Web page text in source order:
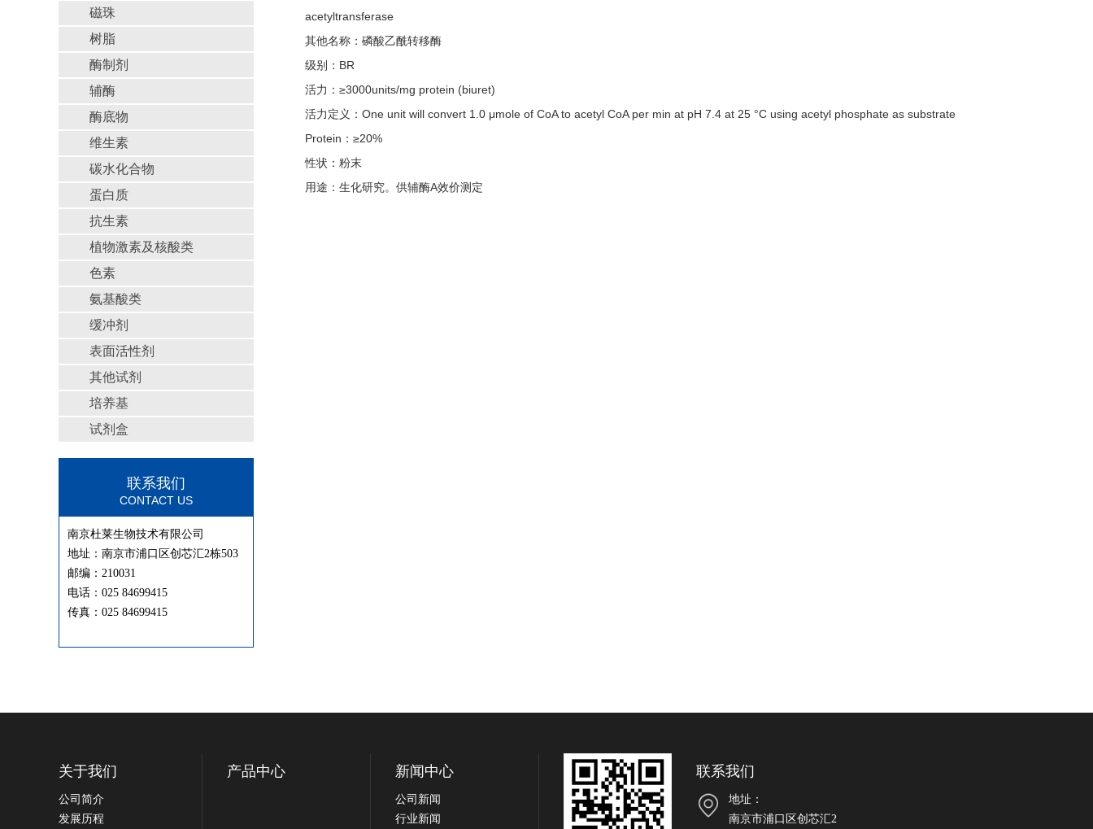
磁珠
树脂
酶制剂
辅酶
酶底物
维生素
碳水化合物
蛋白质
抗生素
植物激素及核酸类
色素
氨基酸类
缓冲剂
表面活性剂
其他试剂
培养基
试剂盒
联系我们
CONTACT US
南京杜莱生物技术有限公司
地址：南京市浦口区创芯汇2栋503
邮编：210031
电话：025 84699415
传真：025 84699415
acetyltransferase
其他名称：磷酸乙酰转移酶
级别：BR
活力：≥3000units/mg protein (biuret)
活力定义：One unit will convert 1.0 μmole of CoA to acetyl CoA per min at pH 7.4 at 25 °C using acetyl phosphate as substrate
Protein：≥20%
性状：粉末
用途：生化研究。供辅酶A效价测定
关于我们
公司简介
发展历程
产品中心 新闻中心
公司新闻
行业新闻
联系我们
地址：
南京市浦口区创芯汇2